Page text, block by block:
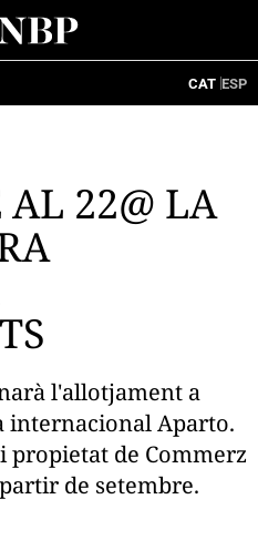
CAT ESP
AL 22@ LA
l'allotjament a
internacional Aparto.
propietat de Commerz
de setembre.